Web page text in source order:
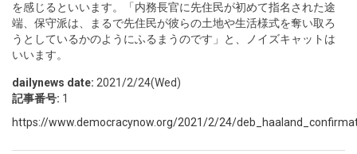
を感じるといいます。「内務長官に先住民が初めて指名された途
端、保守派は、まるで先住民が彼らの土地や生活様式を奪い取ろ
うとしているかのようにふるまうのです」と、ノイズキャットは
いいます。
dailynews date: 2021/2/24(Wed)
記事番号: 1
https://www.democracynow.org/2021/2/24/